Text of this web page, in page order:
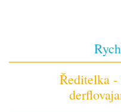
Ředitelka